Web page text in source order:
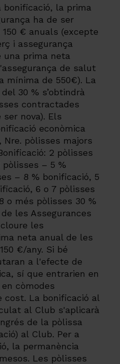
la prima
ha de ser
€ anuals (excepte
i assegurança
una prima neta
de salut
mínima de 550€). La
30 % s’obtindrà
contractades
nova). Els
econòmica
pòlisses majors
2 pòlisses
– 5 %
– 8 % bonificació, 5
6 o 7 pòlisses
o més pòlisses 30 %
les Assegurances
les
neta anual de les
€/any. Si bé
a l'efecte de
sí que entrarien en
còmodes
cost. La bonificació al
al Club s'aplicarà
de la pòlissa
al Club. Per a
la permanència
Les pòlisses